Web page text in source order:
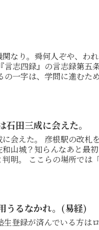
関なり。舜何人ぞや、わ
志四録』の言志録第五
石田三成に会えた。
と、案内に左が彦根
らんなあと最初の印象。 調べて
」な雰囲気。
うるなかれ。(易経)
登録が済んでいる方は